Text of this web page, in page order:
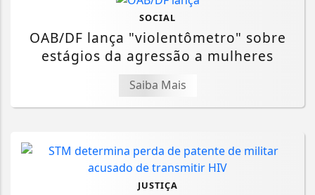
SOCIAL
OAB/DF lança "violentômetro" sobre
estágios da agressão a mulheres
Saiba Mais
JUSTIÇA